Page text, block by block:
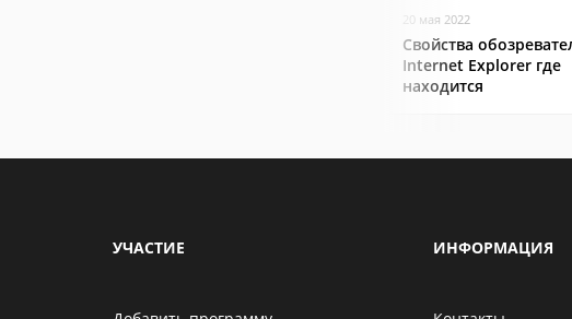
20 мая 2022
Свойства
Internet Explorer где
находится
УЧАСТИЕ ИНФОРМАЦИЯ